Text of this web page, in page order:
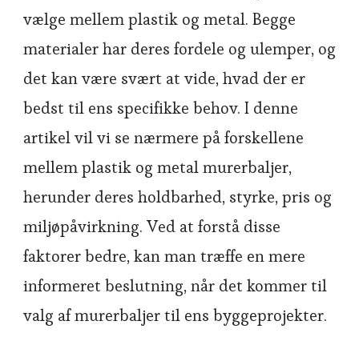
vælge mellem plastik og metal. Begge
materialer har deres fordele og ulemper, og
det kan være svært at vide, hvad der er
bedst til ens specifikke behov. I denne
artikel vil vi se nærmere på forskellene
mellem plastik og metal murerbaljer,
herunder deres holdbarhed, styrke, pris og
miljøpåvirkning. Ved at forstå disse
faktorer bedre, kan man træffe en mere
informeret beslutning, når det kommer til
valg af murerbaljer til ens byggeprojekter.